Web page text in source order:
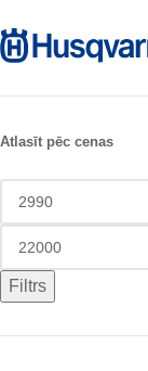
Atlasīt pēc cenas
Filtrs